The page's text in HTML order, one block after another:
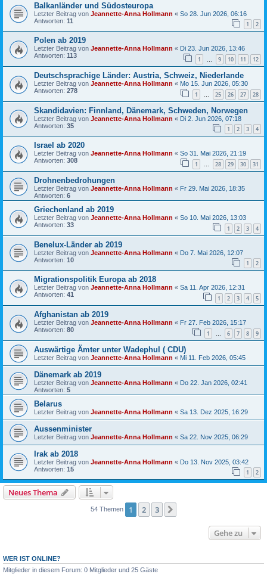
Balkanländer und Südosteuropa
Letzter Beitrag von Jeannette-Anna Hollmann « So 28. Jun 2026, 06:16
Antworten: 11 1 2
Polen ab 2019
Letzter Beitrag von Jeannette-Anna Hollmann « Di 23. Jun 2026, 13:46
Antworten: 113 1 9 10 11 12
Deutschsprachige Länder: Austria, Schweiz, Niederlande
Letzter Beitrag von Jeannette-Anna Hollmann « Mo 15. Jun 2026, 05:30
Antworten: 278 1 … 25 26 27 28
Skandidavien: Finnland, Dänemark, Schweden, Norwegen
Letzter Beitrag von Jeannette-Anna Hollmann « Di 2. Jun 2026, 07:18
Antworten: 35 1 2 3 4
Israel ab 2020
Letzter Beitrag von Jeannette-Anna Hollmann « So 31. Mai 2026, 21:19
Antworten: 308 1 … 28 29 30 31
Drohnenbedrohungen
Letzter Beitrag von Jeannette-Anna Hollmann « Fr 29. Mai 2026, 18:35
Antworten: 6
Griechenland ab 2019
Letzter Beitrag von Jeannette-Anna Hollmann « So 10. Mai 2026, 13:03
Antworten: 33 1 2 3 4
Benelux-Länder ab 2019
Letzter Beitrag von Jeannette-Anna Hollmann « Do 7. Mai 2026, 12:07
Antworten: 10 1 2
Migrationspolitik Europa ab 2018
Letzter Beitrag von Jeannette-Anna Hollmann « Sa 11. Apr 2026, 12:31
Antworten: 41 1 2 3 4 5
Afghanistan ab 2019
Letzter Beitrag von Jeannette-Anna Hollmann « Fr 27. Feb 2026, 15:17
Antworten: 80 1 6 7 8 9
Auswärtige Ämter unter Wadephul ( CDU)
Letzter Beitrag von Jeannette-Anna Hollmann « Mi 11. Feb 2026, 05:45
Dänemark ab 2019
Letzter Beitrag von Jeannette-Anna Hollmann « Do 22. Jan 2026, 02:41
Antworten: 5
Belarus
Letzter Beitrag von Jeannette-Anna Hollmann « Sa 13. Dez 2025, 16:29
Aussenminister
Letzter Beitrag von Jeannette-Anna Hollmann « Sa 22. Nov 2025, 06:29
Irak ab 2018
Letzter Beitrag von Jeannette-Anna Hollmann « Do 13. Nov 2025, 03:42
Antworten: 15 1 2
Neues Thema
54 Themen 1 2 3
Gehe zu
WER IST ONLINE?
Mitglieder in diesem Forum: 0 Mitglieder und 25 Gäste